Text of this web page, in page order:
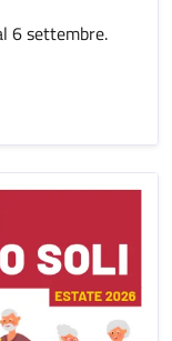
6 settembre.
2026: